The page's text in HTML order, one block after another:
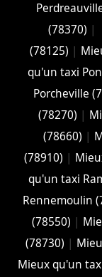
(78370) |
(78125) |
qu'un taxi
Porcheville
(78270) |
(78660) |
(78910) |
qu'un taxi
Rennemoulin
(78550) |
(78730) |
Mieux qu'un